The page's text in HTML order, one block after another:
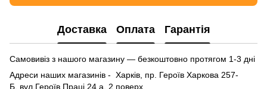
Доставка Оплата Гарантія
Самовивіз з нашого магазину — безкоштовно протягом 1-3 дні
Адреси наших магазинів - Харків, пр. Героїв Харкова 257-
Б, вул.Героїв Праці 24 а, 2 поверх